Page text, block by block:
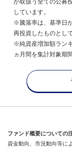
が取扱う全ての公募
しています。
※騰落率は、基準日
再投資したものとし
※純資産増加額ラン
ヵ月間を集計対象期
ファンド概要についての
資金動向、市況動向等に